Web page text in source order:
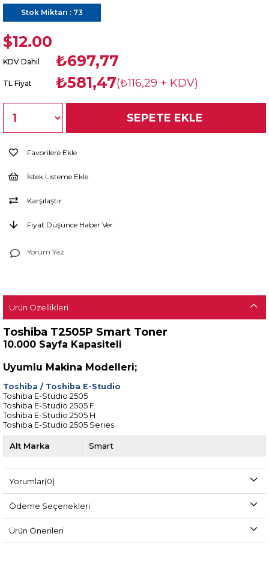
Stok Miktarı : 73
$12.00
KDV Dahil ₺697,77
TL Fiyat ₺581,47(₺116,29 + KDV)
Favorilere Ekle
İstek Listeme Ekle
Karşılaştır
Fiyat Düşünce Haber Ver
Yorum Yaz
Ürün Özellikleri
Toshiba T2505P Smart Toner
10.000 Sayfa Kapasiteli
Uyumlu Makina Modelleri;
Toshiba / Toshiba E-Studio
Toshiba E-Studio 2505
Toshiba E-Studio 2505 F
Toshiba E-Studio 2505 H
Toshiba E-Studio 2505 Series
Alt Marka Smart
Yorumlar(0)
Ödeme Seçenekleri
Ürün Önerileri